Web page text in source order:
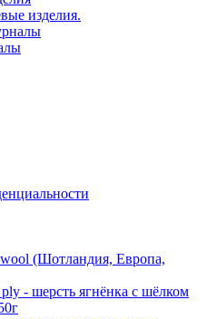
изделия.
(Шотландия, Европа,
- шерсть ягнёнка с шёлком